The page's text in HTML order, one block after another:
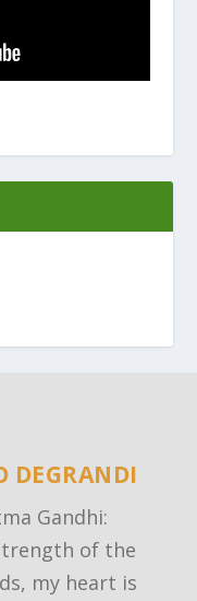
DEGRANDI
Gandhi:
of the
my heart is